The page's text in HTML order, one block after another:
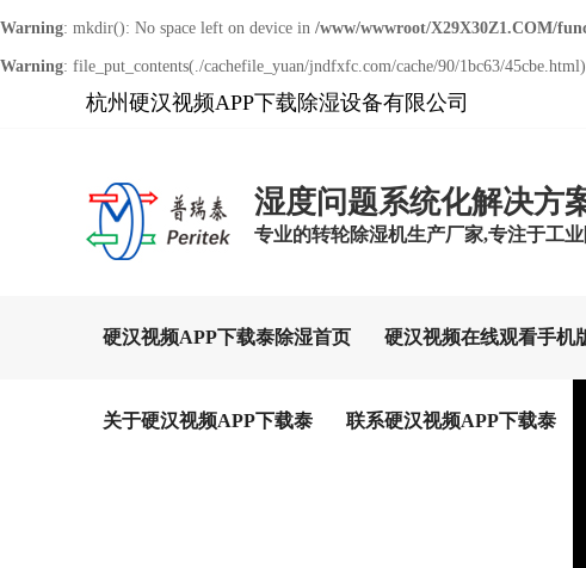
Warning: mkdir(): No space left on device in /www/wwwroot/X29X30Z1.COM/
Warning: file_put_contents(./cachefile_yuan/jndfxfc.com/cache/90/1bc63/
杭州硬汉视频APP下载除湿设备有限公司
湿度问题系统化解决方
专业的转轮除湿机生产厂家,专注于工业
硬汉视频APP下载泰除湿首页 硬汉视频在线观看手机
关于硬汉视频APP下载泰 联系硬汉视频APP下载泰